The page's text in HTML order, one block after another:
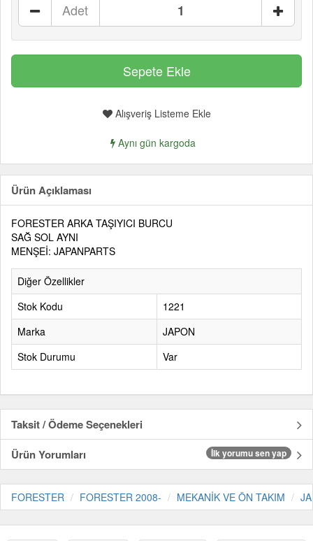
Adet
Alışveriş Listeme Ekle
Aynı gün kargoda
Ürün Açıklaması
FORESTER ARKA TAŞIYICI BURCU
SAĞ SOL AYNI
MENŞEİ: JAPANPARTS
Diğer Özellikler
Stok Kodu
1221
Marka
JAPON
Stok Durumu
Var
Taksit / Ödeme Seçenekleri
Ürün Yorumları
İlk yorumu sen yap
FORESTER FORESTER 2008- MEKANİK VE ÖN TAKIM